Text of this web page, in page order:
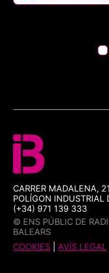
CARRER MADALENA,
POLÍGON INDUSTRIAL
(+34) 971 139 333
© ENS PÚBLIC DE
BALEARS
COOKIES |AVÍS LEGAL